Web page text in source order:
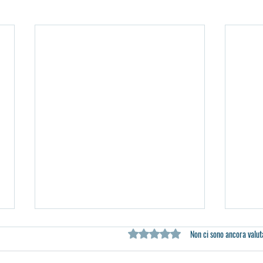
Valutazione 0 stelle su 5.
Non ci sono ancora